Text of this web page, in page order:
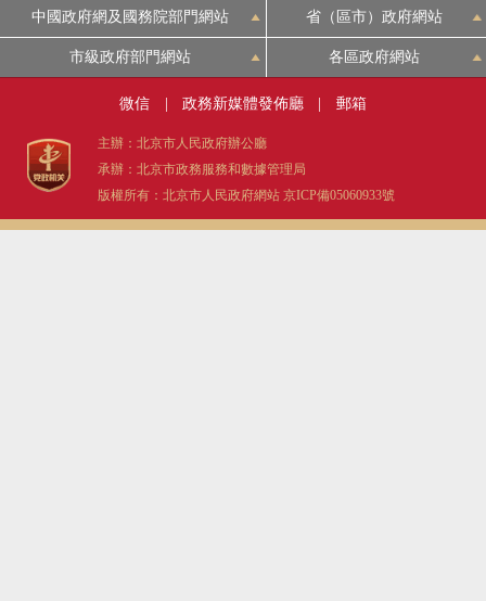
中國政府網及國務院部門網站 省（區市）政府網站
市級政府部門網站 各區政府網站
微信 政務新媒體發佈廳 郵箱
主辦：北京市人民政府辦公廳
承辦：北京市政務服務和數據管理局
版權所有：北京市人民政府網站 京ICP備05060933號